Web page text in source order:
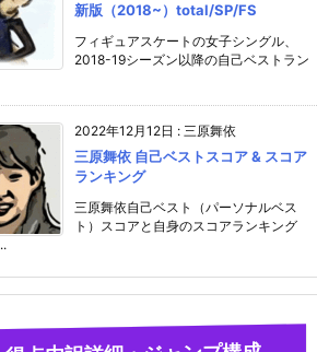
新版（2018~）total/SP/FS
フィギュアスケートの女子シングル、
2018-19シーズン以降の自己ベストラン
2022年12月12日 : 三原舞依
三原舞依 自己ベストスコア & スコア
ランキング
三原舞依自己ベスト（パーソナルベス
ト）スコアと自身のスコアランキング